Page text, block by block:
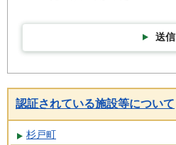
送信
認証されている施設等について
杉戸町